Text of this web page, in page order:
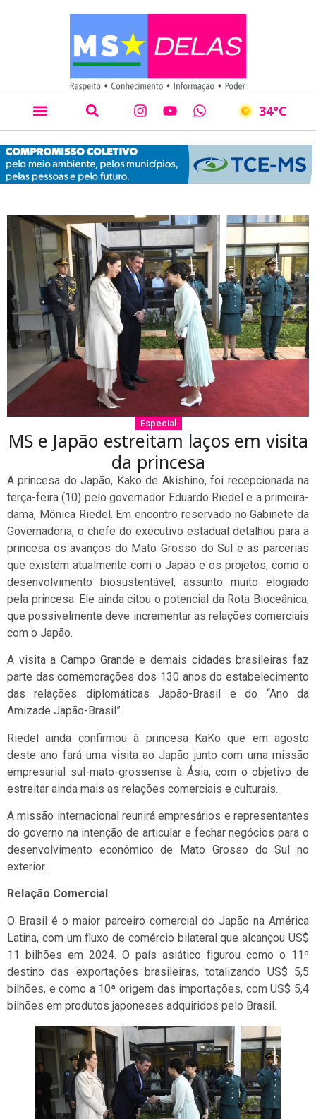
34°C
Especial
MS e Japão estreitam laços em visita
da princesa
A princesa do Japão, Kako de Akishino, foi recepcionada na
terça-feira (10) pelo governador Eduardo Riedel e a primeira-
dama, Mônica Riedel. Em encontro reservado no Gabinete da
Governadoria, o chefe do executivo estadual detalhou para a
princesa os avanços do Mato Grosso do Sul e as parcerias
que existem atualmente com o Japão e os projetos, como o
desenvolvimento biosustentável, assunto muito elogiado
pela princesa. Ele ainda citou o potencial da Rota Bioceânica,
que possivelmente deve incrementar as relações comerciais
com o Japão.
A visita a Campo Grande e demais cidades brasileiras faz
parte das comemorações dos 130 anos do estabelecimento
das relações diplomáticas Japão-Brasil e do “Ano da
Amizade Japão-Brasil”.
Riedel ainda confirmou à princesa KaKo que em agosto
deste ano fará uma visita ao Japão junto com uma missão
empresarial sul-mato-grossense à Ásia, com o objetivo de
estreitar ainda mais as relações comerciais e culturais.
A missão internacional reunirá empresários e representantes
do governo na intenção de articular e fechar negócios para o
desenvolvimento econômico de Mato Grosso do Sul no
exterior.
Relação Comercial
O Brasil é o maior parceiro comercial do Japão na América
Latina, com um fluxo de comércio bilateral que alcançou US$
11 bilhões em 2024. O país asiático figurou como o 11º
destino das exportações brasileiras, totalizando US$ 5,5
bilhões, e como a 10ª origem das importações, com US$ 5,4
bilhões em produtos japoneses adquiridos pelo Brasil.